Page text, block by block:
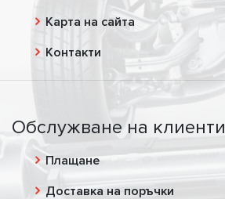
Карта на сайта
Контакти
Обслужване на клиенти
Плащане
Доставка на поръчки